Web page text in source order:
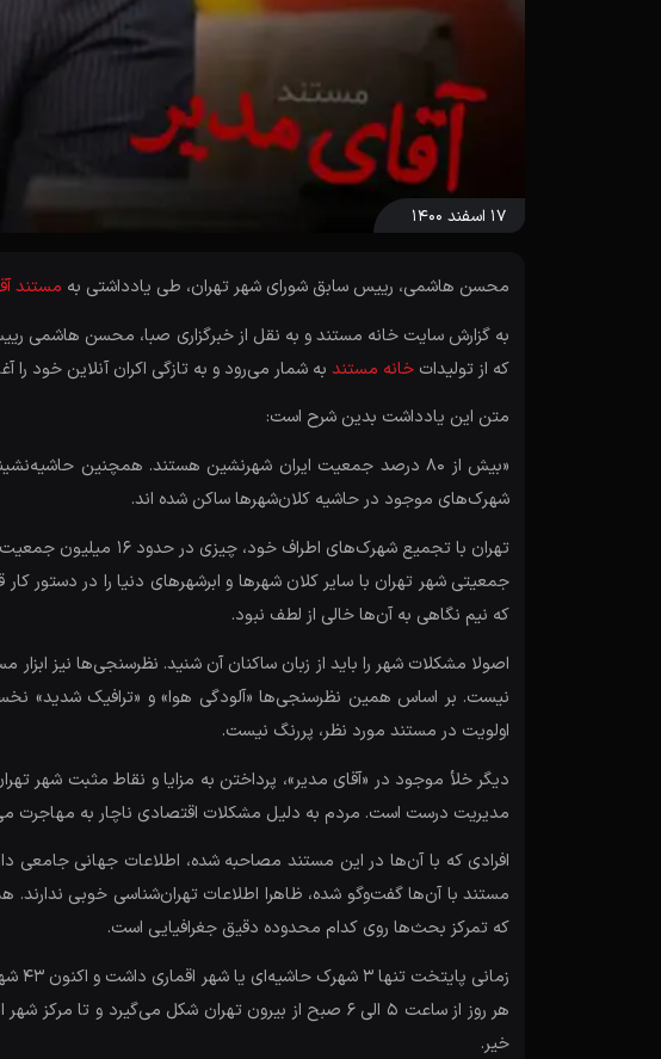
۱۷ اسفند ۱۴۰۰
محسن هاشمی، رییس سابق شورای شهر تهران، طی یادداشتی به مستند
به گزارش سایت خانه مستند و به نقل از خبرگزاری صبا، محسن هاشمی
که از تولیدات خانه مستندبه شمار می‌رود و به تازگی اکران آنلاین خود را
متن این یادداشت بدین شرح است:
«بیش از ۸۰ درصد جمعیت ایران شهرنشین هستند. همچنین
شهرک‌های موجود در حاشیه کلان‌شهرها ساکن شده اند.
تهران با تجمیع شهرک‌های اطراف خود، چیزی در حدود ۱۶ میلیون جمعیت دارد. اخیرا مستند
جمعیتی شهر تهران با سایر کلان شهرها و ابرشهرهای دنیا را در دستور
که نیم نگاهی به آن‌ها خالی از لطف نبود.
اصولا مشکلات شهر را باید از زبان ساکنان آن شنید. نظرسنجی‌ها نیز
نیست. بر اساس همین نظرسنجی‌ها «آلودگی هوا» و «ترافیک شدید»
اولویت در مستند مورد نظر، پررنگ نیست.
دیگر خلأ موجود در «آقای مدیر»، پرداختن به مزایا و نقاط مثبت شهر
مدیریت درست است. مردم به دلیل مشکلات اقتصادی ناچار به مهاجرت
افرادی که با آن‌ها در این مستند مصاحبه شده، اطلاعات جهانی جامعی
مستند با آن‌ها گفت‌وگو شده، ظاهرا اطلاعات تهران‌شناسی خوبی
که تمرکز بحث‌ها روی کدام محدوده دقیق جغرافیایی است.
هر روز از ساعت ۵ الی ۶ صبح از بیرون تهران شکل
خیر.